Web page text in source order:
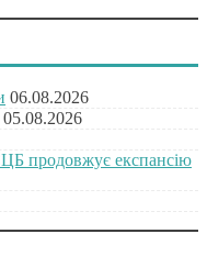
06.08.2026
05.08.2026
продовжує експансію